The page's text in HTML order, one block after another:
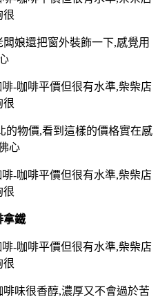
娘還把窗外裝飾一下,感覺用
的物價,看到這樣的價格實在感
心
拿鐵
啡味很香醇,濃厚又不會過於苦